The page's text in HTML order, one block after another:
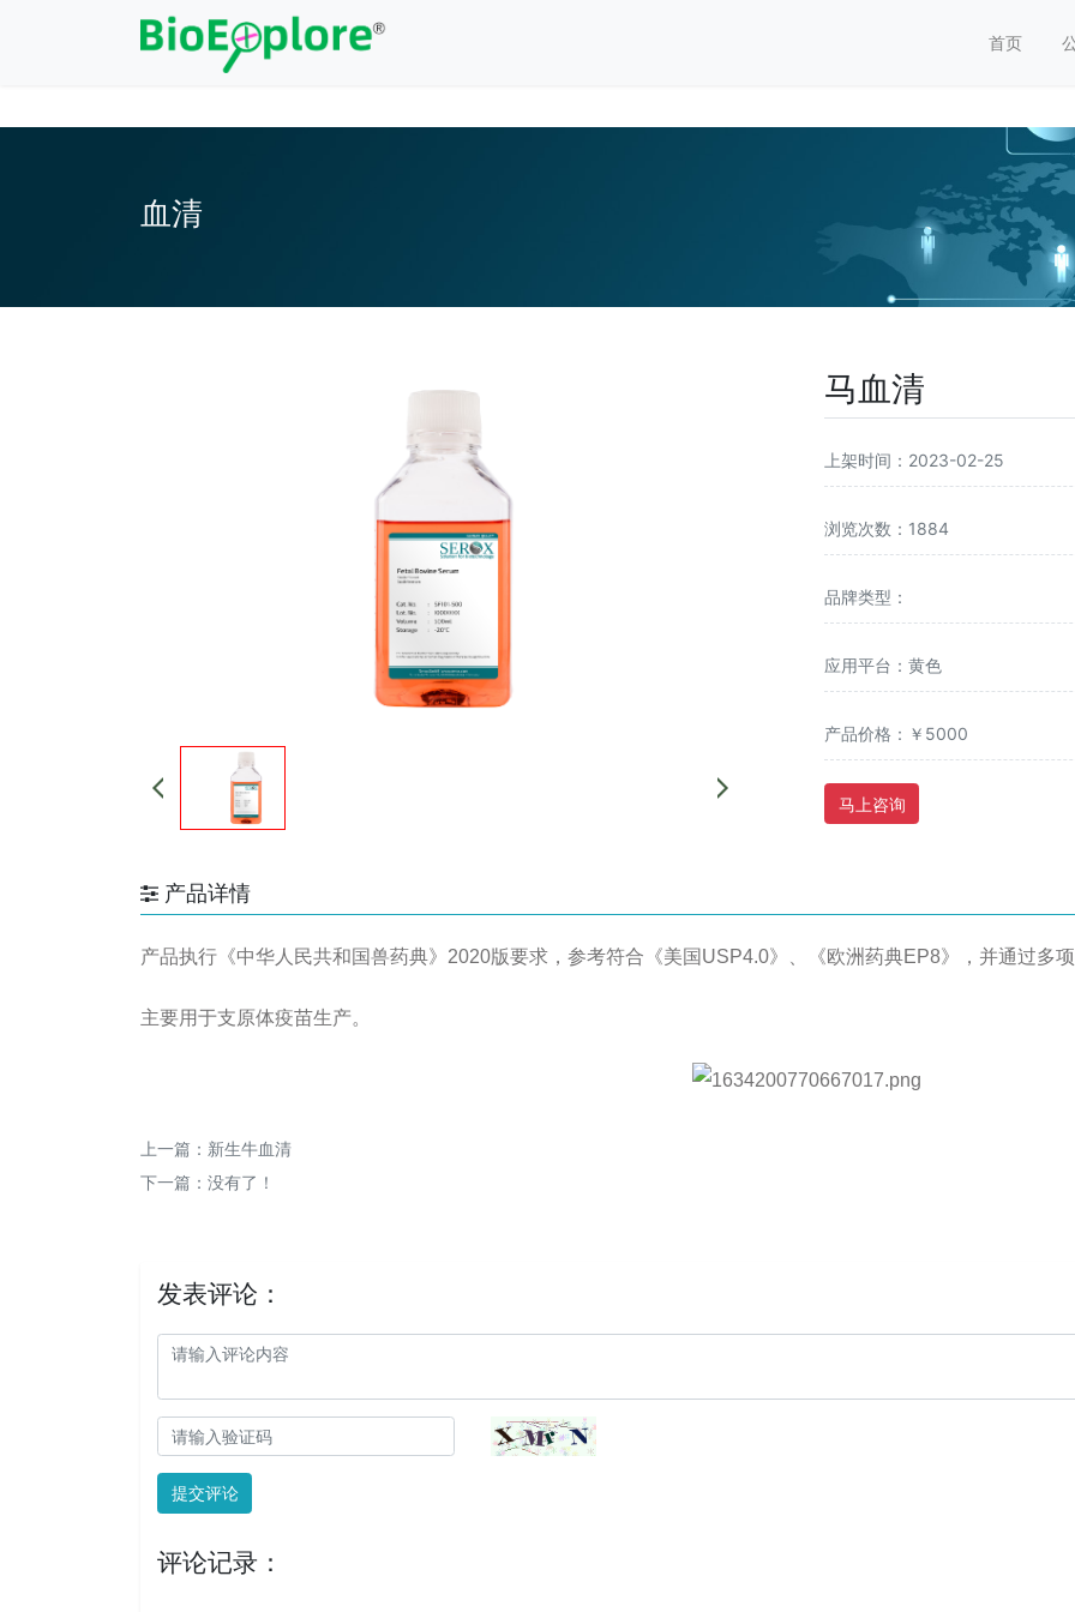
首页
血清
马血清
上架时间：2023-02-25
浏览次数：1884
品牌类型：
应用平台：黄色
产品价格：￥5000
马上咨询
产品详情
产品执行《中华人民共和国兽药典》2020版要求，参考符合《美国USP4.0》、《欧洲药典EP8》，并通过多项
主要用于支原体疫苗生产。
上一篇： 新生牛血清
下一篇：没有了！
发表评论：
提交评论
评论记录：